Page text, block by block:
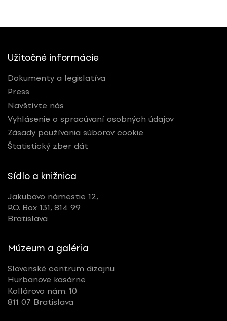
Užitočné informácie
Dokumenty a legislatíva
Press
Navštívte nás
Vyhlásenie o spracúvaní osobných údajov
Zásady používania súborov cookie
Štatistický zber dát
Sídlo a knižnica
Jakubovo námestie 12,
P.O. Box 131, 814 99
Bratislava
Múzeum a galéria
Slovenské centrum dizajnu
Hurbanove kasárne
Kollárovo nám. 10
811 07 Bratislava